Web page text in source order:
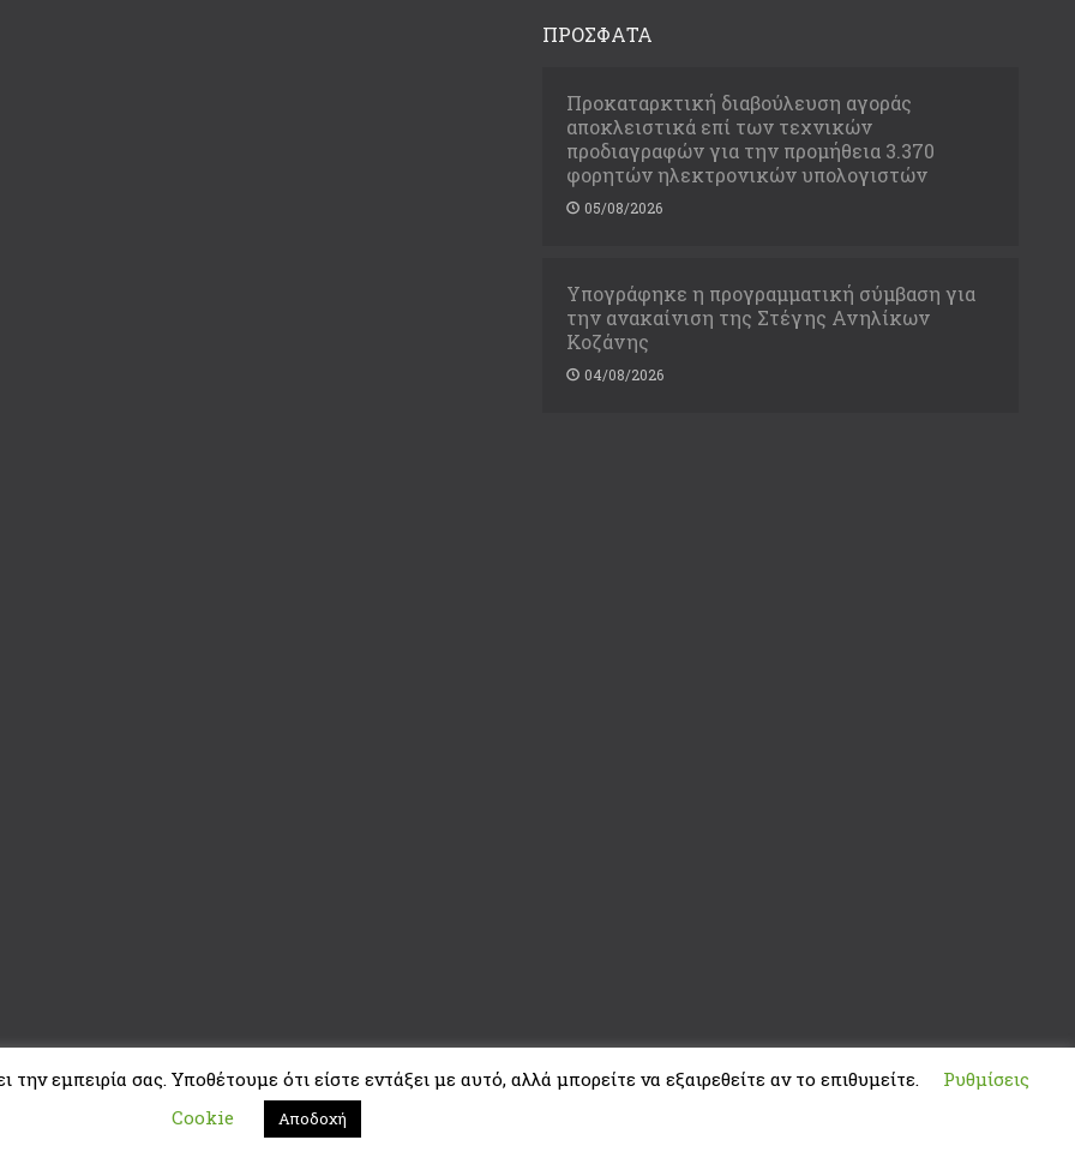
ΠΡΟΣΦΑΤΑ
Προκαταρκτική διαβούλευση αγοράς
αποκλειστικά επί των τεχνικών
προδιαγραφών για την προμήθεια 3.370
φορητών ηλεκτρονικών υπολογιστών
05/08/2026
Υπογράφηκε η προγραμματική σύμβαση για
την ανακαίνιση της Στέγης Ανηλίκων
Κοζάνης
04/08/2026
εμπειρία σας. Υποθέτουμε ότι είστε εντάξει με αυτό, αλλά μπορείτε να εξαιρεθείτε αν το επιθυμείτε.
Ρυθμίσεις
Cookie
Αποδοχή